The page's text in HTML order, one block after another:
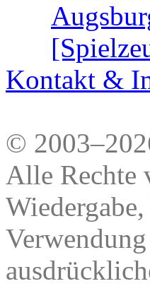
Kontakt &
©
Alle Rechte